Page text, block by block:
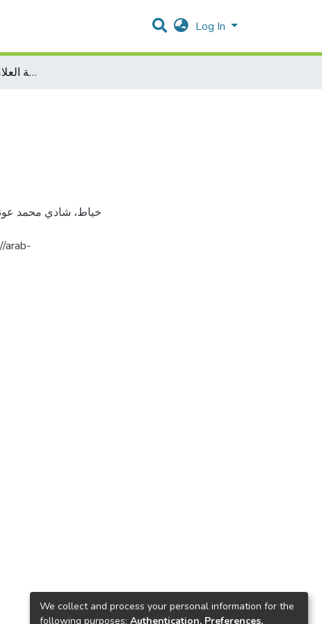
Log In
كسب ملكية العلامة التجارية بالاستعمال
We collect and process your personal information for the
following purposes: Authentication, Preferences,